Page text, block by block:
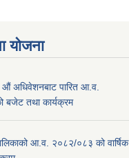
याेजना
औं अधिवेशनबाट पारित आ.व.
बजेट तथा कार्यक्रम
आ.व. २०८२/०८३ को वार्षिक